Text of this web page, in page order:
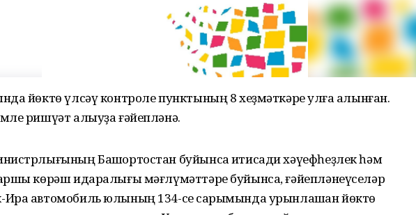
йөктө үлсәү контроле пунктының 8 хеҙмәткәре ҡулға алынған.
ришүәт алыуҙа ғәйепләнә.
Башҡортостан буйынса иҡтисади хәүефһеҙлек һәм
көрәш идаралығы мәғлүмәттәре буйынса, ғәйепләнеүселәр
Ира автомобиль юлының 134-се саҡрымында урынлашҡан йөктө